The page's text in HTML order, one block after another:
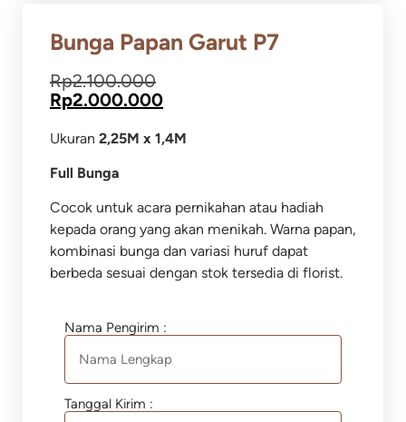
Bunga Papan Garut P7
Rp2.100.000
Rp2.000.000
Ukuran 2,25M x 1,4M
Full Bunga
Cocok untuk acara pernikahan atau hadiah
kepada orang yang akan menikah. Warna papan,
kombinasi bunga dan variasi huruf dapat
berbeda sesuai dengan stok tersedia di florist.
Nama Pengirim :
Tanggal Kirim :